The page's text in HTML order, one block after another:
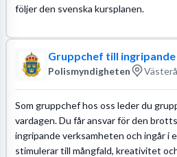
följer den svenska kursplanen.
Gruppchef till
Polismyndigheten
Som gruppchef hos oss leder du
vardagen. Du får ansvar för den
ingripande verksamheten och ingår i
stimulerar till mångfald, kreativitet